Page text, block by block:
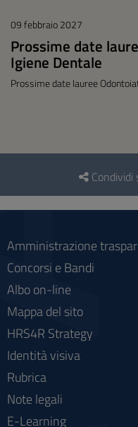
09 febbraio 2027
Prossime date
Igiene Dentale
Prossime date lauree
Questionario
social
Condividi
Amministrazione
Concorsi e Bandi
Albo on-line
Mappa del sito
HRS4R Strategy
Identità visiva
Rubrica
Note legali
E-Learning